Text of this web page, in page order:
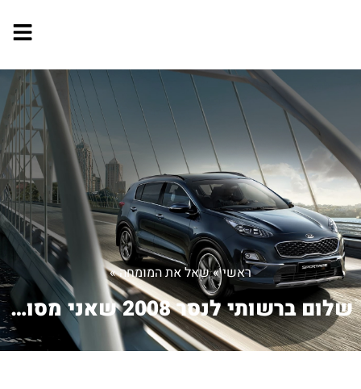
ראשי»שאל את המומחה»
שלום ברשותי לנסר 2008 שאני מסובב את ה...